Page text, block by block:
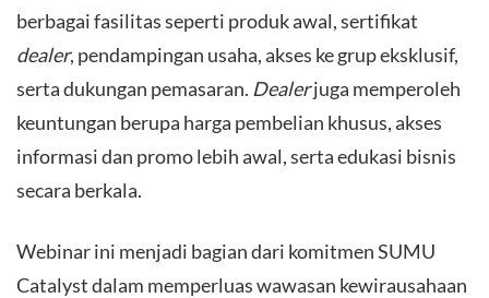
berbagai fasilitas seperti produk awal, sertifikat
dealer, pendampingan usaha, akses ke grup eksklusif,
serta dukungan pemasaran. Dealerjuga memperoleh
keuntungan berupa harga pembelian khusus, akses
informasi dan promo lebih awal, serta edukasi bisnis
secara berkala.
​Webinar ini menjadi bagian dari komitmen SUMU
Catalyst dalam memperluas wawasan kewirausahaan